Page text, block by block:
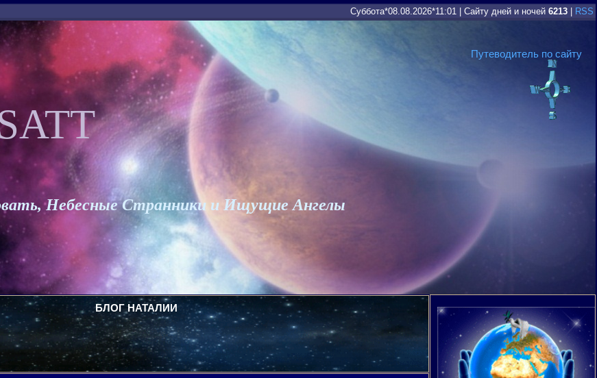
Суббота*08.08.2026*11:01 Сайту дней и ночей 6213 RSS
Путеводитель по сайту
Небесные Странники и Ищущие Ангелы
БЛОГ НАТАЛИИ